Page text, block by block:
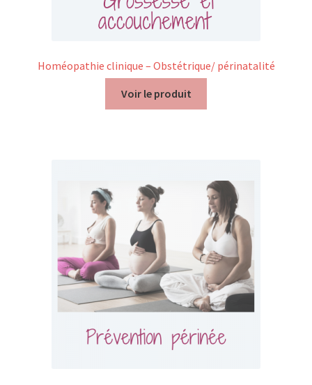
Homéopathie clinique – Obstétrique/ périnatalité
Voir le produit